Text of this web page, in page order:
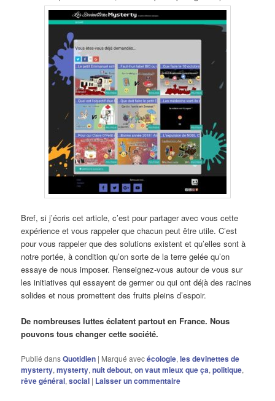
Bref, si j’écris cet article, c’est pour partager avec vous cette
expérience et vous rappeler que chacun peut être utile. C’est
pour vous rappeler que des solutions existent et qu’elles sont à
notre portée, à condition qu’on sorte de la terre gelée qu’on
essaye de nous imposer. Renseignez-vous autour de vous sur
les initiatives qui essayent de germer ou qui ont déjà des racines
solides et nous promettent des fruits pleins d’espoir.
De nombreuses luttes éclatent partout en France. Nous
pouvons tous changer cette société.
Publié dansQuotidien | Marqué avecécologie,les devinettes de
mysterty,mysterty,nuit debout,on vaut mieux que ça,politique,
rêve général,social | Laisser un commentaire